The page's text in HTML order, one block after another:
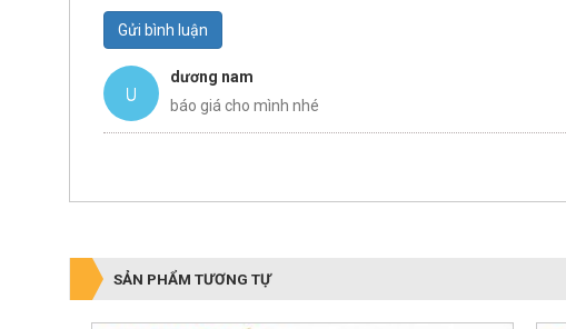
Gửi bình luận
dương nam
báo giá cho mình nhé
SẢN PHẨM TƯƠNG TỰ